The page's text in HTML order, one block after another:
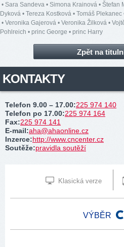
• Sara Sandeva • Simona Krainová • Štefan
Dyková • Tereza Kostková • Tomáš Plekanec
• Veronika Gajerová • Veronika Žilková •
Pohlreich • princ George • princ Harry
Zpět na
KONTAKTY
Telefon 9.00 – 17.00:225 974 140
Telefon po 17.00:225 974 164
Fax:225 974 141
E-mail:aha@ahaonline.cz
Inzerce:http://www.cncenter.cz
Soutěže:pravidla soutěží
Klasická verze
VÝBĚR